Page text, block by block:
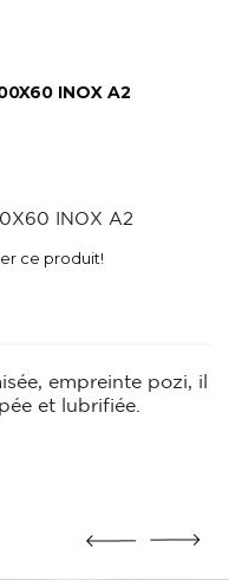
INOX A2
INOX A2
ce produit!
empreinte pozi, il
et lubrifiée.